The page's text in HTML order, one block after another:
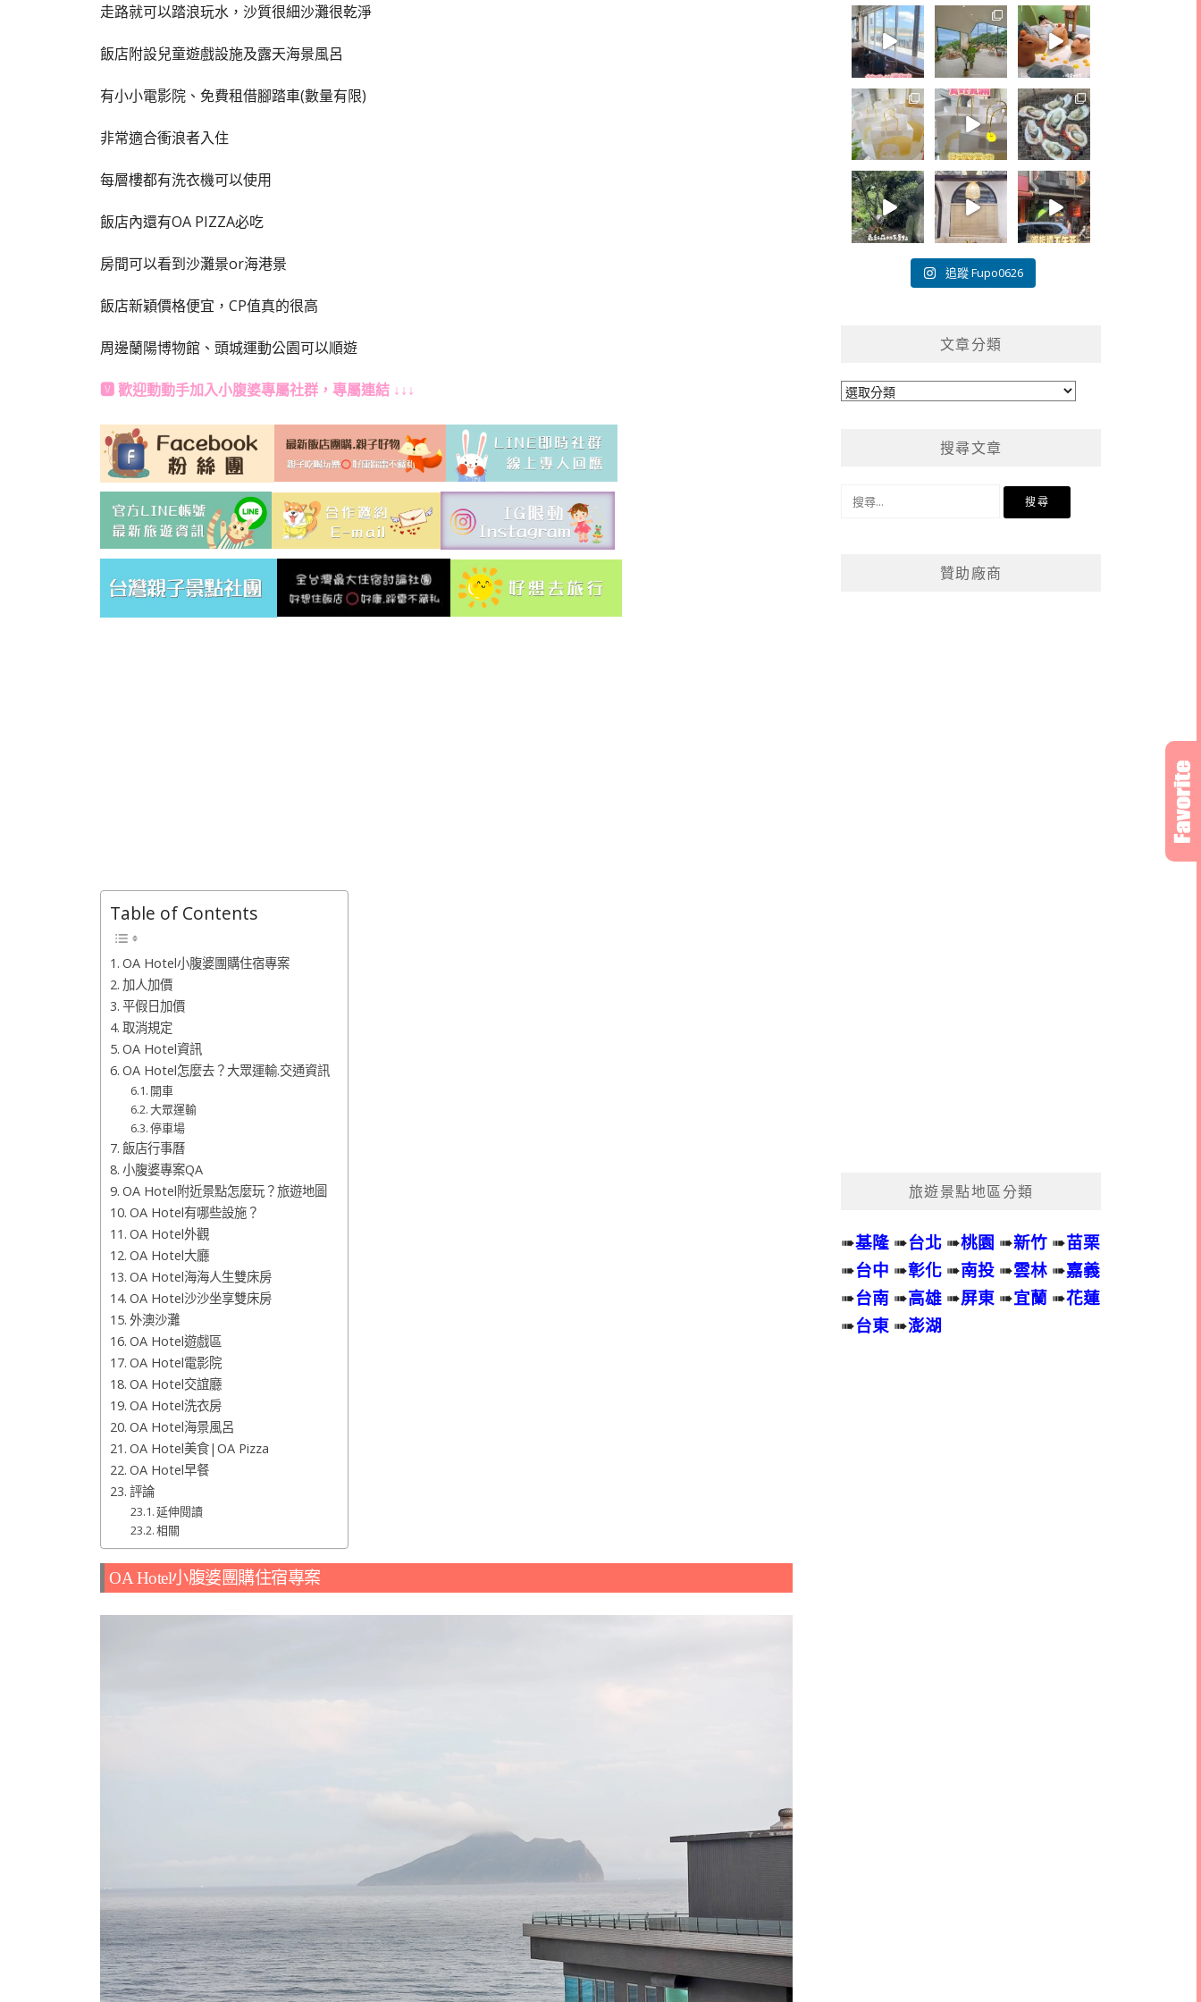
走路就可以踏浪玩水，沙質很細沙灘很乾淨
飯店附設兒童遊戲設施及露天海景風呂
有小小電影院、免費租借腳踏車(數量有限)
非常適合衝浪者入住
每層樓都有洗衣機可以使用
飯店內還有OA PIZZA必吃
房間可以看到沙灘景or海港景
飯店新穎價格便宜，CP值真的很高
周邊蘭陽博物館、頭城運動公園可以順遊
🆅 歡迎動動手加入小腹婆專屬社群 ，專屬連結 ↓↓↓
Table of Contents
OA Hotel小腹婆團購住宿專案
加人加價
平假日加價
取消規定
OA Hotel資訊
OA Hotel怎麼去？大眾運輸.交通資訊
開車
大眾運輸
停車場
飯店行事曆
小腹婆專案QA
OA Hotel附近景點怎麼玩？旅遊地圖
OA Hotel有哪些設施？
OA Hotel外觀
OA Hotel大廳
OA Hotel海海人生雙床房
OA Hotel沙沙坐享雙床房
外澳沙灘
OA Hotel遊戲區
OA Hotel電影院
OA Hotel交誼廳
OA Hotel洗衣房
OA Hotel海景風呂
OA Hotel美食|OA Pizza
OA Hotel早餐
評論
延伸閱讀
相關
OA Hotel小腹婆團購住宿專案
追蹤 Fupo0626
文章分類
文
搜尋文章
贊助廠商
旅遊景點地區分類
➠基隆 ➠台北 ➠桃園 ➠新竹 ➠苗栗
➠台中 ➠彰化 ➠南投 ➠雲林 ➠嘉義
➠台南 ➠高雄 ➠屏東 ➠宜蘭 ➠花蓮
➠台東 ➠澎湖